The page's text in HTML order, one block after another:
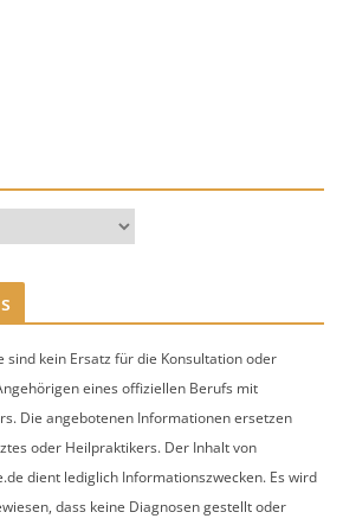
sind kein Ersatz für die Konsultation oder
eines offiziellen Berufs mit
Die angebotenen Informationen ersetzen
oder Heilpraktikers. Der Inhalt von
dient lediglich Informationszwecken. Es wird
dass keine Diagnosen gestellt oder